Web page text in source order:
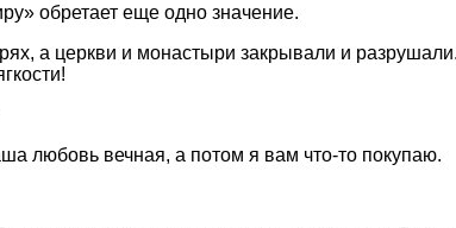
обретает еще одно значение.
а церкви и монастыри закрывали и разрушали.
любовь вечная, а потом я вам что-то покупаю.